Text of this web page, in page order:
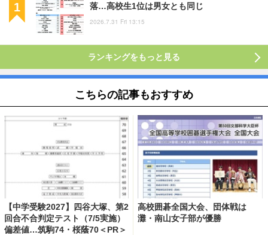
落…高校生1位は男女とも同じ
2026.7.31 Fri 13:15
ランキングをもっと見る
こちらの記事もおすすめ
【中学受験2027】四谷大塚、第2
回合不合判定テスト（7/5実施）
偏差値…筑駒74・桜蔭70＜PR＞
高校囲碁全国大会、団体戦は
灘・南山女子部が優勝